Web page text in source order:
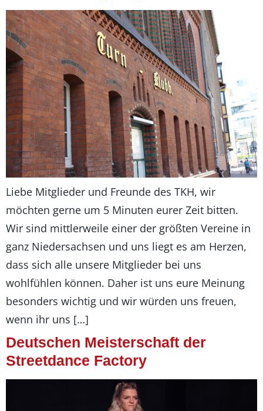
Liebe Mitglieder und Freunde des TKH, wir
möchten gerne um 5 Minuten eurer Zeit bitten.
Wir sind mittlerweile einer der größten Vereine in
ganz Niedersachsen und uns liegt es am Herzen,
dass sich alle unsere Mitglieder bei uns
wohlfühlen können. Daher ist uns eure Meinung
besonders wichtig und wir würden uns freuen,
wenn ihr uns […]
Deutschen Meisterschaft der
Streetdance Factory